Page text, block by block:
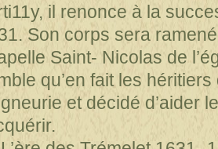
il renonce à la
Son corps sera
Saint- Nicolas de
qu’en fait les
et décidé d’aider